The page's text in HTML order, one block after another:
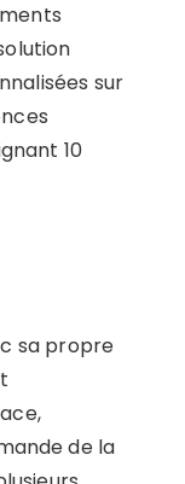
sur
10
sa propre
de la